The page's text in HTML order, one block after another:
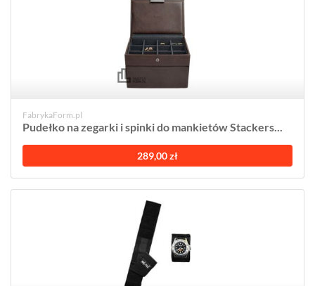
FabrykaForm.pl
Pudełko na zegarki i spinki do mankietów Stackers...
289,00 zł